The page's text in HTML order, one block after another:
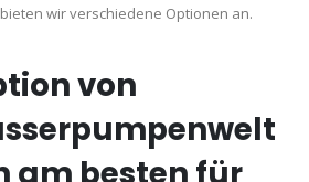
wir verschiedene Optionen an.
von
am besten für